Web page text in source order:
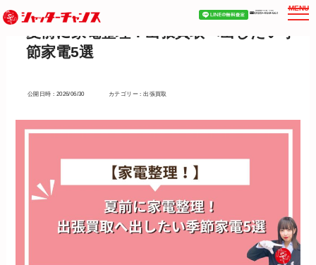
MENU
夏前に家電整理！出張買取へ出したい季
節家電5選
公開日時 : 2026/06/30 カテゴリー : 出張買取